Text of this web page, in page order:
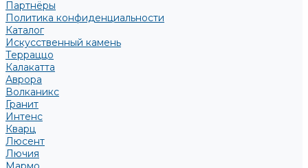
Партнёры
Политика конфиденциальности
Каталог
Искусственный камень
Терраццо
Калакатта
Аврора
Волканикс
Гранит
Интенс
Кварц
Люсент
Лючия